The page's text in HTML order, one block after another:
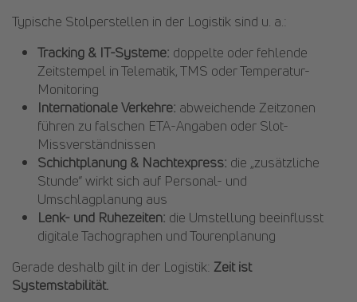
Typische Stolperstellen in der Logistik sind u. a.:
Tracking & IT-Systeme: doppelte oder fehlende
Zeitstempel in Telematik, TMS oder Temperatur-
Monitoring
Internationale Verkehre: abweichende Zeitzonen
führen zu falschen ETA-Angaben oder Slot-
Missverständnissen
Schichtplanung & Nachtexpress: die „zusätzliche
Stunde“ wirkt sich auf Personal- und
Umschlagplanung aus
Lenk- und Ruhezeiten: die Umstellung beeinflusst
digitale Tachographen und Tourenplanung
Gerade deshalb gilt in der Logistik: Zeit ist
Systemstabilität.